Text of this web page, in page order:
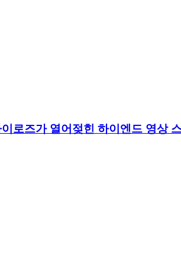
로즈가 열어젖힌 하이엔드 영상